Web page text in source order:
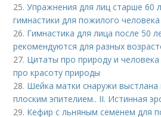
25.Упражнения для лиц старше 60
гимнастики для пожилого человека
26. Гимнастика для лица после 50
рекомендуются для разных
27. Цитаты про природу и
про красоту природы
28. Шейка матки снаружи
плоским эпителием.. II. Истинная
29. Кефир с льняным семенем для